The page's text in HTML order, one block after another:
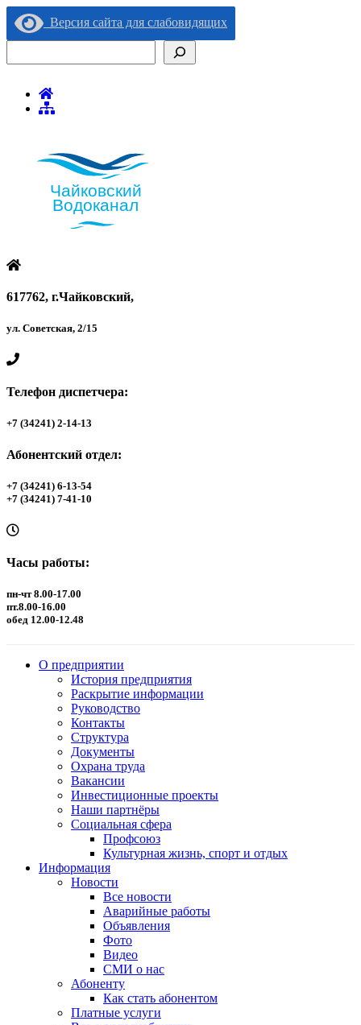
Версия сайта для слабовидящих
617762, г.Чайковский,
ул. Советская, 2/15
Телефон диспетчера:
+7 (34241) 2-14-13
Абонентский отдел:
+7 (34241) 6-13-54
+7 (34241) 7-41-10
Часы работы:
пн-чт 8.00-17.00
пт.8.00-16.00
обед 12.00-12.48
О предприятии
История предприятия
Раскрытие информации
Руководство
Контакты
Структура
Документы
Охрана труда
Вакансии
Инвестиционные проекты
Наши партнёры
Социальная сфера
Профсоюз
Культурная жизнь, спорт и отдых
Информация
Новости
Все новости
Аварийные работы
Объявления
Фото
Видео
СМИ о нас
Абоненту
Как стать абонентом
Платные услуги